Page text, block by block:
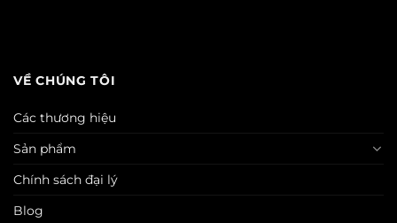
VỀ CHÚNG TÔI
Các thương hiệu
Sản phẩm
Chính sách đại lý
Blog